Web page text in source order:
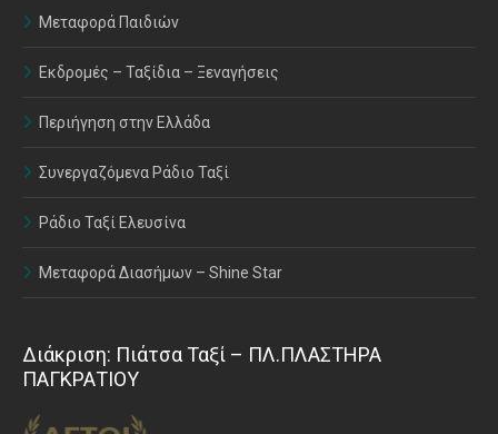
Μεταφορά Παιδιών
Εκδρομές – Ταξίδια – Ξεναγήσεις
Περιήγηση στην Ελλάδα
Συνεργαζόμενα Ράδιο Ταξί
Ράδιο Ταξί Ελευσίνα
Μεταφορά Διασήμων – Shine Star
Διάκριση: Πιάτσα Ταξί – ΠΛ.ΠΛΑΣΤΗΡΑ
ΠΑΓΚΡΑΤΙΟΥ